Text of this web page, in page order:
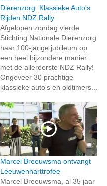
Dierenzorg: Klassieke Auto's
Rijden NDZ Rally
Afgelopen zondag vierde
Stichting Nationale Dierenzorg
haar 100-jarige jubileum op
een heel bijzondere manier:
met de allereerste NDZ Rally!
Ongeveer 30 prachtige
klassieke auto's en oldtimers...
Marcel Breeuwsma ontvangt
Leeuwenharttrofee
Marcel Breeuwsma, al 35 jaar